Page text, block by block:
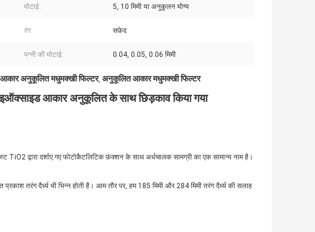
मोटाई: 5, 10 मिमी या अनुकूलन योग्य
रंग: सफ़ेद
पन्नी की मोटाई: 0.04, 0.05, 0.06 मिमी
आकार अनुकूलित मधुमक्खी फिल्टर, अनुकूलित आकार मधुमक्खी फिल्टर
आकार अनुकूलित के साथ छिड़काव किया गया
द्वारा दर्शाए गए फोटोकैटलिटिक फ़ंक्शन के साथ अर्धचालक सामग्री का एक सामान्य नाम है।
तरंग दैर्ध्य भी भिन्न होती है। आम तौर पर, हम 185 मिमी और 284 मिमी तरंग दैर्ध्य की सलाह